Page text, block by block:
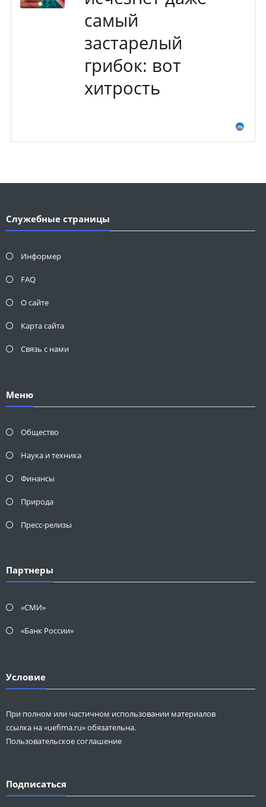
самый
застарелый
грибок: вот
хитрость
Служебные страницы
Информер
FAQ
О сайте
Карта сайта
Связь с нами
Меню
Общество
Наука и техника
Финансы
Природа
Пресс-релизы
Партнеры
«СМИ»
«Банк России»
Условие
При полном или частичном использовании материалов
ссылка на «uefima.ru» обязательна.
Пользовательское соглашение
Подписаться